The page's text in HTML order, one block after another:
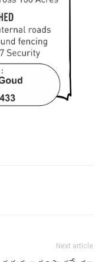
Next article